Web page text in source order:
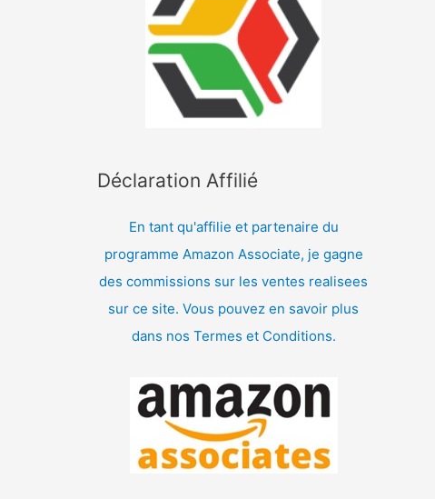
Déclaration Affilié
En tant qu'affilie et partenaire du
programme Amazon Associate, je gagne
des commissions sur les ventes realisees
sur ce site. Vous pouvez en savoir plus
dans nos Termes et Conditions.